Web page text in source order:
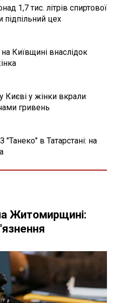
1,7 тис. літрів спиртової
підпільний цех
на Київщині внаслідок
Києві у жінки вкрали
гривень
в Татарстані: на
Житомирщині: